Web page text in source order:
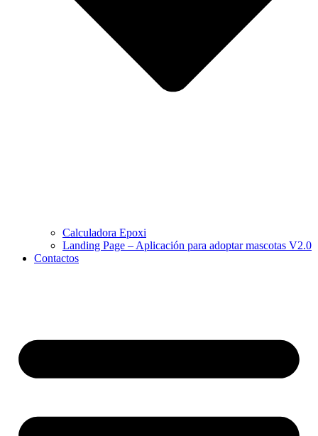
Calculadora Epoxi
Landing Page – Aplicación para adoptar mascotas V2.0
Contactos